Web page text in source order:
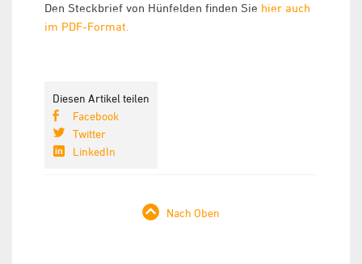
Den Steckbrief von Hünfelden finden Sie hier auch
im PDF-Format.
Diesen Artikel teilen
Facebook
Twitter
LinkedIn
Nach Oben